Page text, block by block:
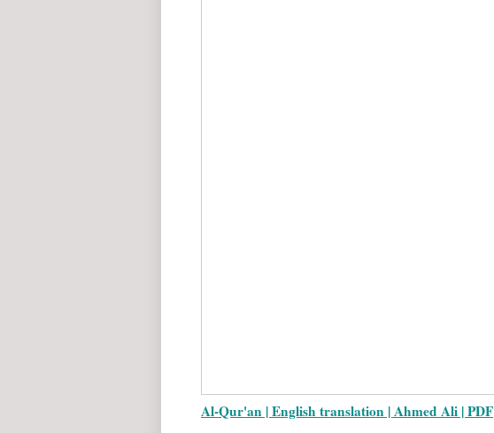
Al-Qur'an | English translation | Ahmed Ali | PDF